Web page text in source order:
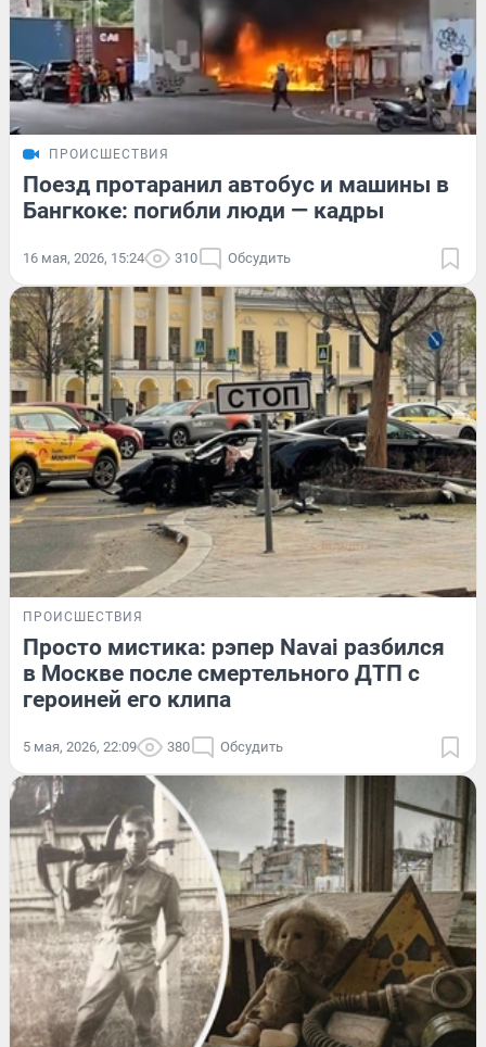
ПРОИСШЕСТВИЯ
Поезд протаранил автобус и машины в
Бангкоке: погибли люди — кадры
16 мая, 2026, 15:24 310 Обсудить
ПРОИСШЕСТВИЯ
Просто мистика: рэпер Navai разбился
в Москве после смертельного ДТП с
героиней его клипа
5 мая, 2026, 22:09 380 Обсудить